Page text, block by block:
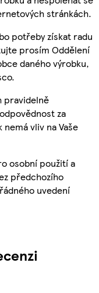
stránkách.
potřeby získat radu
prosím Oddělení
daného výrobku,
pravidelně
za
vliv na Vaše
osobní použití a
předchozího
uvedení